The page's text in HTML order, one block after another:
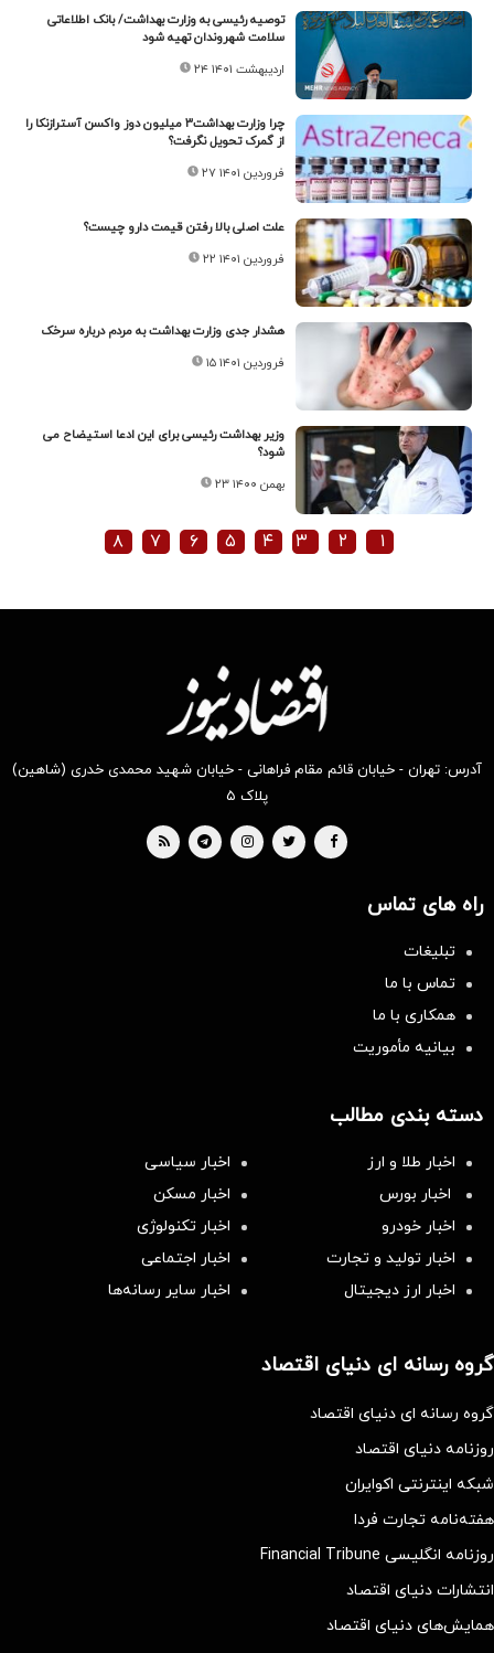
توصیه رئیسی به وزارت بهداشت/ بانک اطلاعاتی
سلامت شهروندان تهیه شود
۲۴ اردیبهشت ۱۴۰۱
چرا وزارت بهداشت۳ میلیون دوز واکسن آسترازنکا را
از گمرک تحویل نگرفت؟
۲۷ فروردین ۱۴۰۱
علت اصلی بالا رفتن قیمت دارو چیست؟
۲۲ فروردین ۱۴۰۱
هشدار جدی وزارت بهداشت به مردم درباره سرخک
۱۵ فروردین ۱۴۰۱
وزیر بهداشت رئیسی برای این ادعا استیضاح می
شود؟
۲۳ بهمن ۱۴۰۰
۱ ۲ ۳ ۴ ۵ ۶ ۷ ۸
آدرس: تهران - خیابان قائم مقام فراهانی - خیابان شهید محمدی خدری (شاهین)
پلاک ۵
راه های تماس
تبلیغات
تماس با ما
همکاری با ما
بیانیه مأموریت
دسته بندی مطالب
اخبار طلا و ارز
اخبار سیاسی
اخبار بورس
اخبار مسکن
اخبار خودرو
اخبار تکنولوژی
اخبار تولید و تجارت
اخبار اجتماعی
اخبار ارز دیجیتال
اخبار سایر رسانه‌‌ها
گروه رسانه ای دنیای اقتصاد
گروه رسانه ای دنیای اقتصاد
روزنامه دنیای اقتصاد
شبکه اینترنتی اکوایران
هفته‌نامه تجارت فردا
روزنامه انگلیسی Financial Tribune
انتشارات دنیای اقتصاد
همایش‌های دنیای اقتصاد